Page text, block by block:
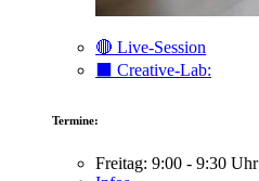
🔴 Live-Session
⬛️ Creative-Lab:
Termine:
Freitag: 9:00 - 9:30 Uhr